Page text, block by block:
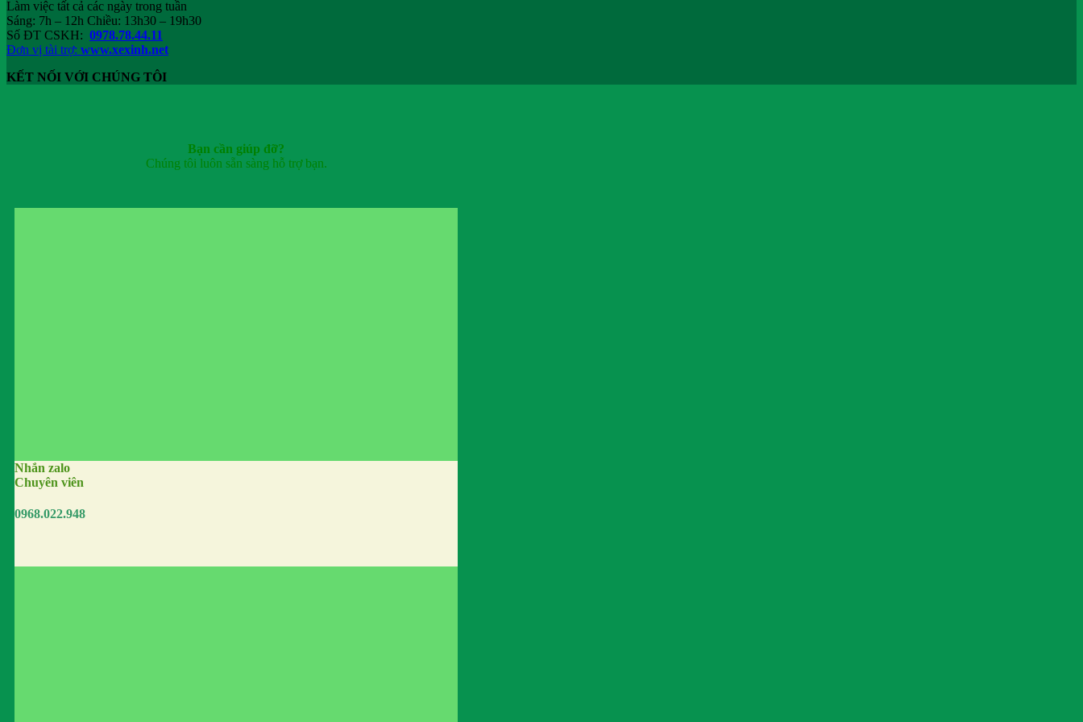
Làm việc tất cả các ngày trong tuần
Sáng: 7h – 12h Chiều: 13h30 – 19h30
Số ĐT CSKH: 0978.78.44.11
Đơn vị tài trợ: www.xexinh.net
KẾT NỐI VỚI CHÚNG TÔI
Bạn cần giúp đỡ?
Chúng tôi luôn sẵn sàng hỗ trợ bạn.
Nhắn zalo
Chuyên viên
0968.022.948